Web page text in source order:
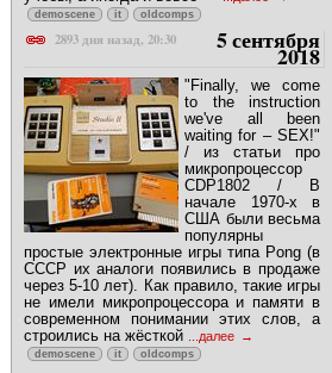
обстоятельствами — местом работы,
учёбы, а иногда и вовсе —
demoscene it oldcomps
5 сентября
2018
"Finally, we come
to the instruction
we've all been
waiting for – SEX!"
/ из статьи про
микропроцессор
CDP1802 / В
начале 1970-х в
США были весьма
популярны
простые электронные игры типа Pong (в
СССР их аналоги появились в продаже
через 5-10 лет). Как правило, такие игры
не имели микропроцессора и памяти в
современном понимании этих слов, а
строились на жёсткой...далее